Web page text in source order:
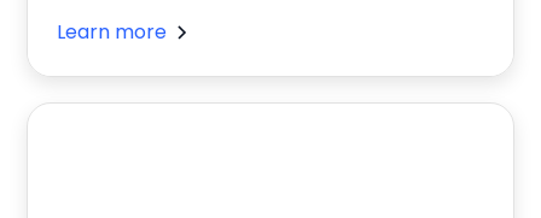
Learn more